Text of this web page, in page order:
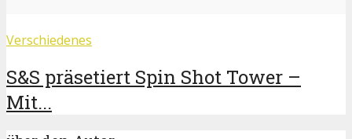
Verschiedenes
S&S präsetiert Spin Shot Tower –
Mit...